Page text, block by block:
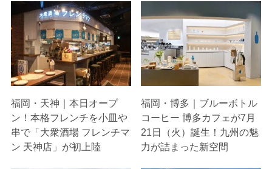
福岡・天神｜本日オープ
ン！本格フレンチを小皿や
串で「大衆酒場 フレンチマ
ン 天神店」が初上陸
福岡・博多｜ブルーボトル
コーヒー 博多カフェが7月
21日（火）誕生！九州の魅
力が詰まった新空間